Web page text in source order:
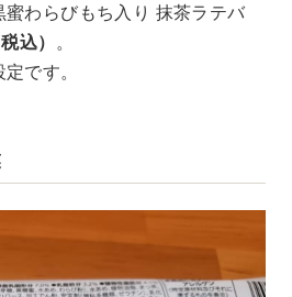
わらびもち入り 抹茶ラテバ
込） 。
です。